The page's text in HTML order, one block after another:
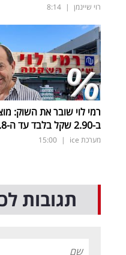
רוי שיינמן |
8:14
רמי לוי שובר את השוק:
ב-2.90 שקל בלבד עד ה-15.8
מערכת ice |
15:00
תגובות